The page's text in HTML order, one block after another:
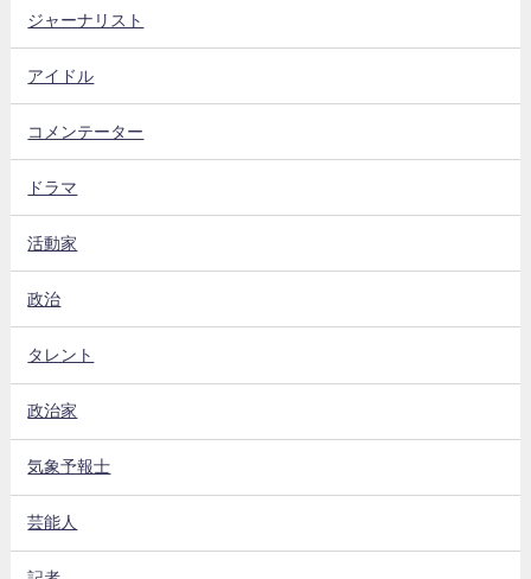
ジャーナリスト
アイドル
コメンテーター
ドラマ
活動家
政治
タレント
政治家
気象予報士
芸能人